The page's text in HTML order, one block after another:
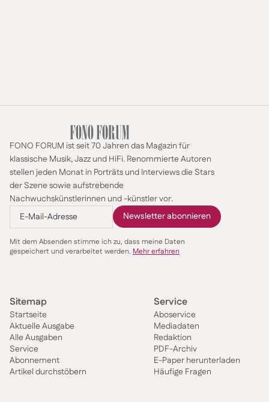
FONO FORUM ist seit 70 Jahren das Magazin für
klassische Musik, Jazz und HiFi. Renommierte Autoren
stellen jeden Monat in Porträts und Interviews die Stars
der Szene sowie aufstrebende
Nachwuchskünstlerinnen und -künstler vor.
Mit dem Absenden stimme ich zu, dass meine Daten
gespeichert und verarbeitet werden. Mehr erfahren
Sitemap
Startseite
Aktuelle Ausgabe
Alle Ausgaben
Service
Abonnement
Artikel durchstöbern
Service
Aboservice
Mediadaten
Redaktion
PDF-Archiv
E-Paper herunterladen
Häufige Fragen